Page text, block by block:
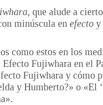
, que alude a
minúscula en efecto y
como estos en los
Efecto Fujiwhara en el
Fujiwhara y cómo
y Humberto?» o «El